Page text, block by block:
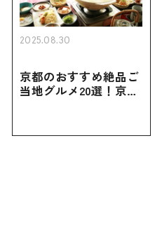
2025.08.30
京都のおすすめ絶品ご
当地グルメ20選！京都